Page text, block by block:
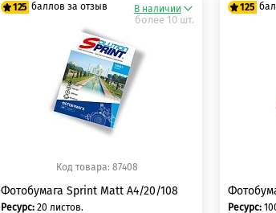
125 баллов за отзыв
125 баллов
125 баллов
В наличии
более 10 шт.
Код товара: 87408
Фотобумага Sprint Matt A4/20/108
Ресурс: 20 листов.
125
125
125
Ресурс: